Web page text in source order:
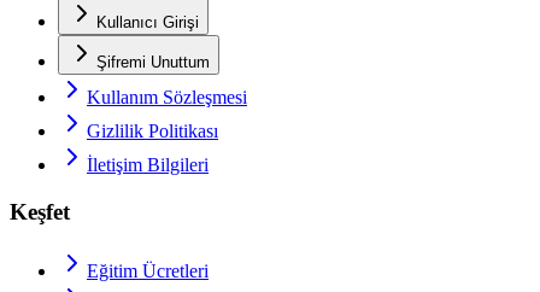
Kullanıcı Girişi
Şifremi Unuttum
Kullanım Sözleşmesi
Gizlilik Politikası
İletişim Bilgileri
Keşfet
Eğitim Ücretleri